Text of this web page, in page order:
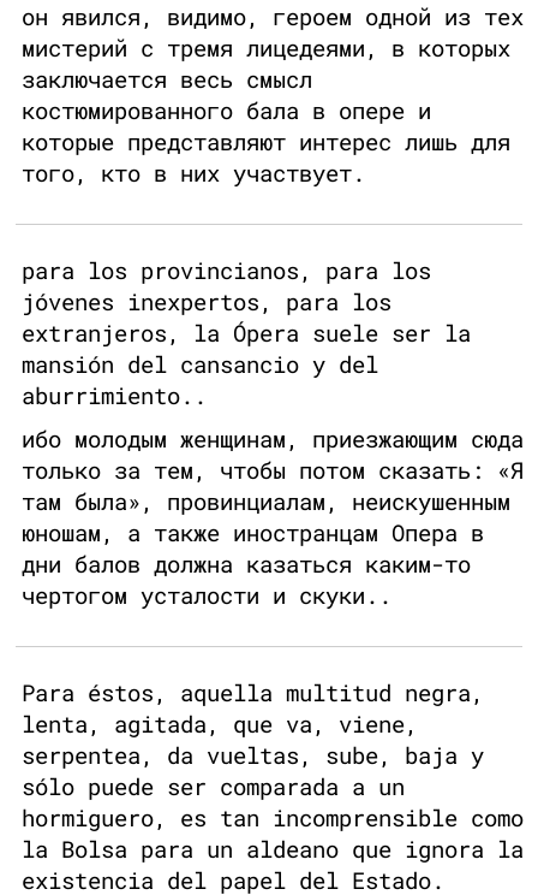
он явился, видимо, героем одной из тех
мистерий с тремя лицедеями, в которых
заключается весь смысл
костюмированного бала в опере и
которые представляют интерес лишь для
того, кто в них участвует.
para los provincianos, para los
jóvenes inexpertos, para los
extranjeros, la Ópera suele ser la
mansión del cansancio y del
aburrimiento..
ибо молодым женщинам, приезжающим сюда
только за тем, чтобы потом сказать: «Я
там была», провинциалам, неискушенным
юношам, а также иностранцам Опера в
дни балов должна казаться каким-то
чертогом усталости и скуки..
Para éstos, aquella multitud negra,
lenta, agitada, que va, viene,
serpentea, da vueltas, sube, baja y
sólo puede ser comparada a un
hormiguero, es tan incomprensible como
la Bolsa para un aldeano que ignora la
existencia del papel del Estado.